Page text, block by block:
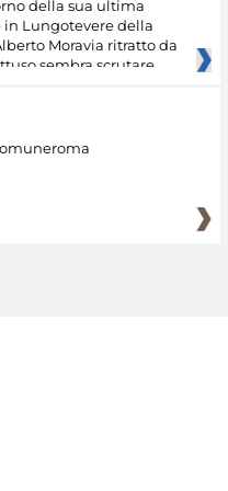
della sua ultima
Lungotevere della
Moravia ritratto da
sembra scrutare